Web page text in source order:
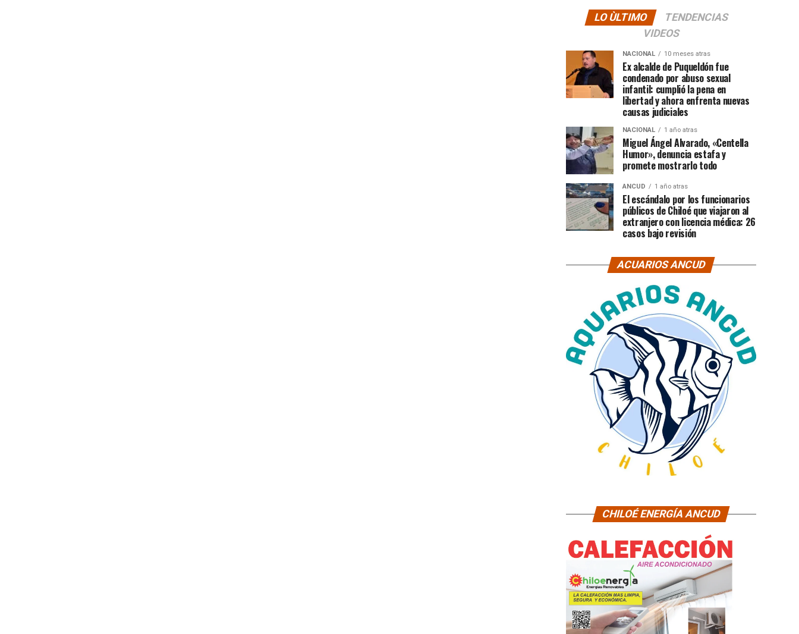
LO ÙLTIMO
TENDENCIAS
VIDEOS
NACIONAL 10 meses atras
Ex alcalde de Puqueldón fue
condenado por abuso sexual
infantil: cumplió la pena en
libertad y ahora enfrenta nuevas
causas judiciales
NACIONAL 1 año atras
Miguel Ángel Alvarado, «Centella
Humor», denuncia estafa y
promete mostrarlo todo
ANCUD 1 año atras
El escándalo por los funcionarios
públicos de Chiloé que viajaron al
extranjero con licencia médica: 26
casos bajo revisión
ACUARIOS ANCUD
CHILOÉ ENERGÍA ANCUD